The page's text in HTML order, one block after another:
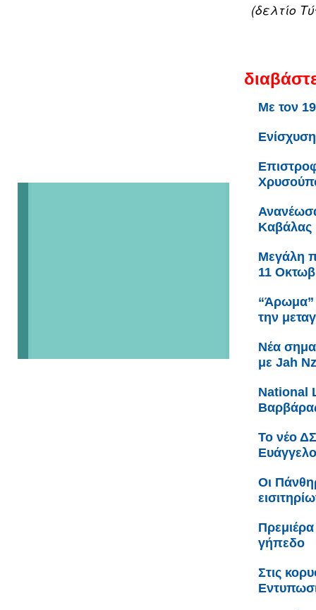
(δελτίο
Με τον
Καβάλας
Μεγάλη
11
“Άρωμα”
την
Νέα
με Jah
Νational
Το νέο
Οι
γήπεδο
Στις